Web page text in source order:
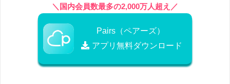
＼国内会員数最多の2,000万人超え／
Pairs（ペアーズ）
アプリ無料ダウンロード